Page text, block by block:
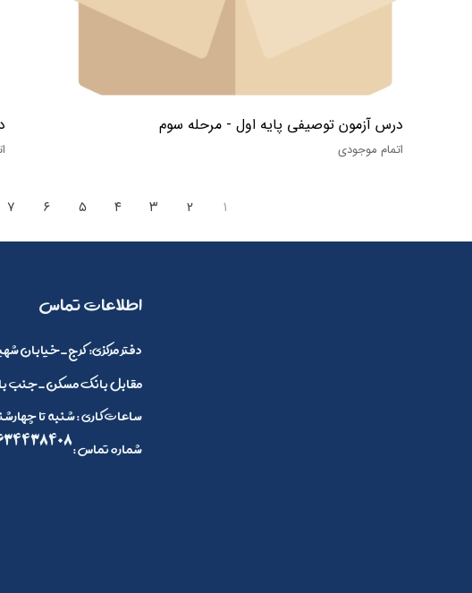
درس آزمون توصیفی پایه اول - مرحله سوم
اتمام موجودی
۱ ۲ ۳ ۴ ۵ ۶ ۷
​اطلاعات تماس
کرج_خیابان
مقابل بانک مسکن_جنب
:دفتر مرکزی
ساعات کاری : شنبه تا چهارشنبه ساعت 8 صبح الی 4 بعد ازظهر و
: شماره تماس